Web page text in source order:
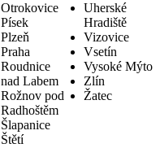
Otrokovice
Písek
Plzeň
Praha
Roudnice
nad Labem
Rožnov pod
Radhoštěm
Šlapanice
Štětí
Uherské
Hradiště
Vizovice
Vsetín
Vysoké Mýto
Zlín
Žatec